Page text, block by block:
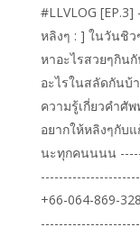
#LLVLOG
หลิงๆ : ] ในวันชิ
หาอะไรสวยๆกิน
อะไรในสลัดกันบ้
ความรู้เกี่ยวคำศั
อยากให้หลิงๆกับ
นะทุกคนนนน
+66-064-869-